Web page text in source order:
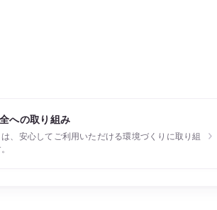
への取り組み
、安心してご利用いただける環境づくりに取り組
›